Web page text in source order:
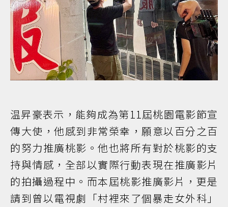
温昇豪表示，能夠成為第11屆桃園電影節宣
傳大使，他感到非常榮幸，願意以百分之百
的努力推廣桃影。他也將所有對於桃影的支
持與情感，全部以實際行動表現在推廣影片
的拍攝過程中。而本屆桃影推廣影片，更是
請到曾以電視劇「村裡來了個暴走女外科」